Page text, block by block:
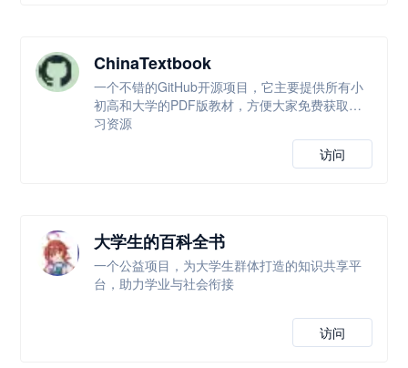
ChinaTextbook
一个不错的GitHub开源项目，它主要提供所有小
初高和大学的PDF版教材，方便大家免费获取学
习资源
访问
大学生的百科全书
一个公益项目，为大学生群体打造的知识共享平
台，助力学业与社会衔接
访问